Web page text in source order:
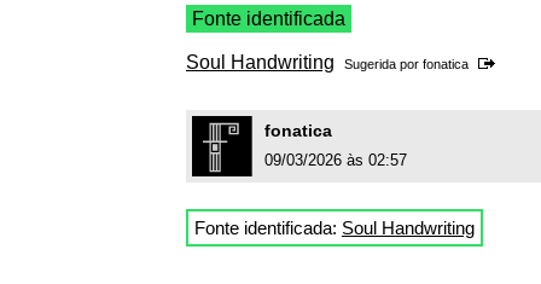
Fonte identificada
Soul Handwriting Sugerida por fonatica
fonatica
09/03/2026 às 02:57
Fonte identificada: Soul Handwriting